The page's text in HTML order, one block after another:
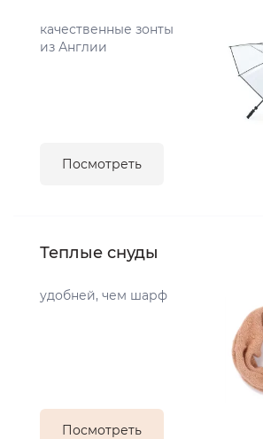
качественные зонты
из Англии
Посмотреть
Теплые снуды
удобней, чем шарф
Посмотреть